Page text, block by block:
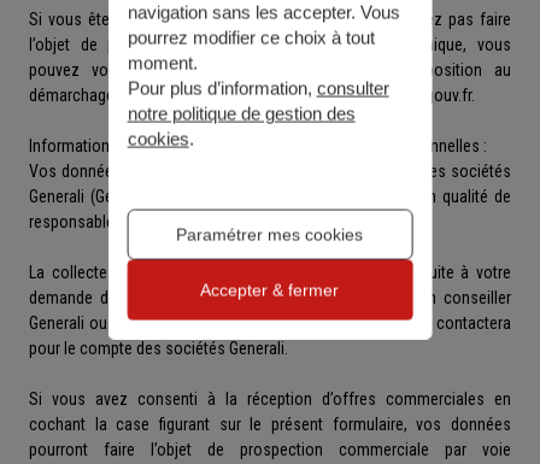
Si vous êtes un consommateur et que vous ne souhaitez pas faire
l’objet de prospection commerciale par voie téléphonique, vous
pouvez vous inscrire gratuitement sur la liste d’opposition au
démarchage téléphonique sur le site internetwww.bloctel.gouv.fr.
Informations relatives au traitement de vos données personnelles :
Vos données à caractère personnel sont recueillies par les sociétés
Generali (Generali Retraite, Generali Vie, Generali IARD), en qualité de
responsables de traitement.
La collecte de ces données est obligatoire pour faire suite à votre
demande de rappel. Elles pourront être transmises à un conseiller
Generali ou un agent général du réseau Generali, qui vous contactera
pour le compte des sociétés Generali.
Si vous avez consenti à la réception d’offres commerciales en
cochant la case figurant sur le présent formulaire, vos données
pourront faire l’objet de prospection commerciale par voie
navigation sans les accepter. Vous
pourrez modifier ce choix à tout
moment.
Pour plus d’information, consulter
notre politique de gestion des
cookies.
Paramétrer mes cookies
Accepter & fermer